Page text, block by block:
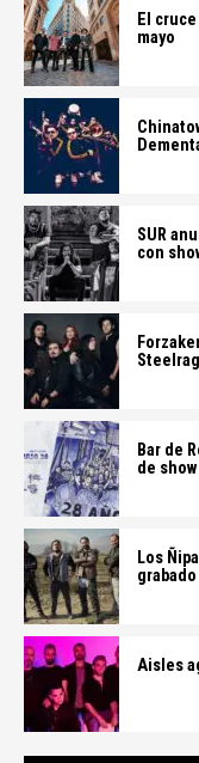
El
mayo
SUR
con
Bar de
de
Los
Aisles